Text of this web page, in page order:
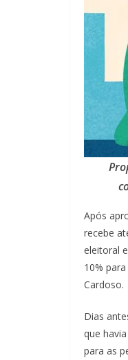
Após
recebe
eleitoral
10%
Cardoso.
Dias
que
para as